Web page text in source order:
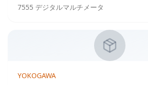
7555 デジタルマルチメータ
YOKOGAWA